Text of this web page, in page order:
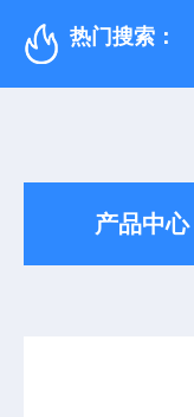
热门搜索：
产品中心